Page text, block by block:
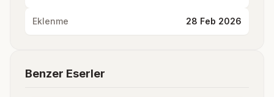
Eklenme 28 Feb 2026
Benzer Eserler